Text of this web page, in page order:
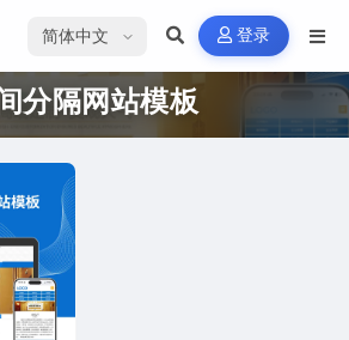
选择语言 登录
分隔网站模板